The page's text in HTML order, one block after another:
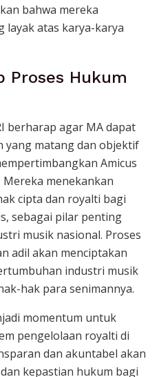
bahwa mereka
layak atas karya-karya
Proses Hukum
berharap agar MA dapat
yang matang dan objektif
Amicus
menekankan
cipta dan royalti bagi
sebagai pilar penting
musik nasional. Proses
adil akan menciptakan
industri musik
hak para senimannya.
momentum untuk
pengelolaan royalti di
dan akuntabel akan
kepastian hukum bagi